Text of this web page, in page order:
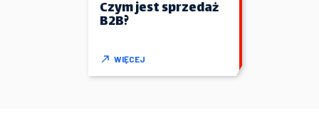
Czym jest sprzedaż
B2B?
WIĘCEJ